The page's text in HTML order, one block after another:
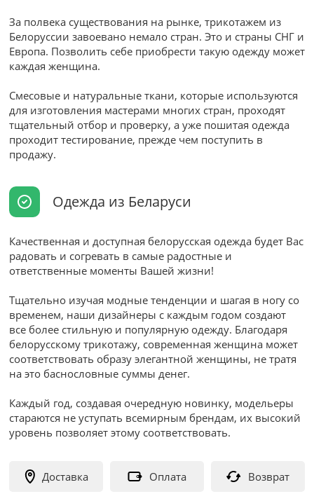
За полвека существования на рынке, трикотажем из
Белоруссии завоевано немало стран. Это и страны СНГ и
Европа. Позволить себе приобрести такую одежду может
каждая женщина.
Смесовые и натуральные ткани, которые используются
для изготовления мастерами многих стран, проходят
тщательный отбор и проверку, а уже пошитая одежда
проходит тестирование, прежде чем поступить в
продажу.
Одежда из Беларуси
Качественная и доступная белорусская одежда будет Вас
радовать и согревать в самые радостные и
ответственные моменты Вашей жизни!
Тщательно изучая модные тенденции и шагая в ногу со
временем, наши дизайнеры с каждым годом создают
все более стильную и популярную одежду. Благодаря
белорусскому трикотажу, современная женщина может
соответствовать образу элегантной женщины, не тратя
на это баснословные суммы денег.
Каждый год, создавая очередную новинку, модельеры
стараются не уступать всемирным брендам, их высокий
уровень позволяет этому соответствовать.
Доставка Оплата Возврат